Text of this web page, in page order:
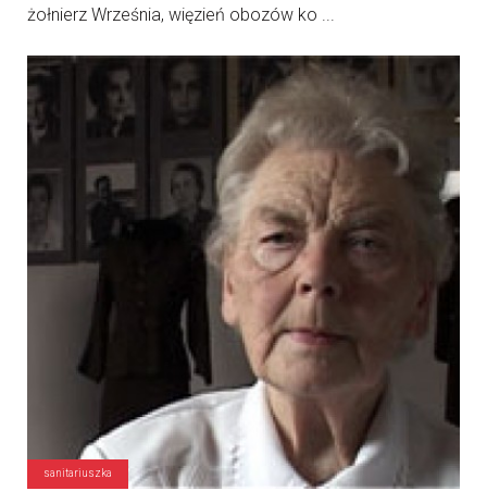
żołnierz Września, więzień obozów ko ...
sanitariuszka